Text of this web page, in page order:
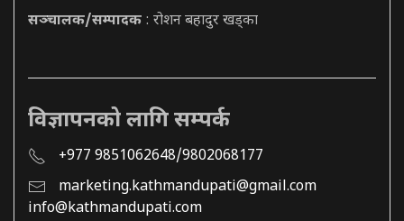
सञ्चालक/सम्पादक : रोशन बहादुर खड्का
विज्ञापनको लागि सम्पर्क
+977 9851062648/9802068177
marketing.kathmandupati@gmail.com
info@kathmandupati.com